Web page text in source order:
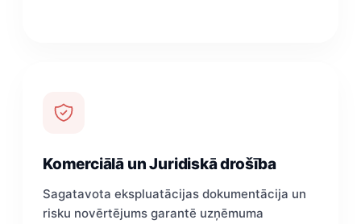
Komerciālā un Juridiskā drošība
Sagatavota ekspluatācijas dokumentācija un
risku novērtējums garantē uzņēmuma